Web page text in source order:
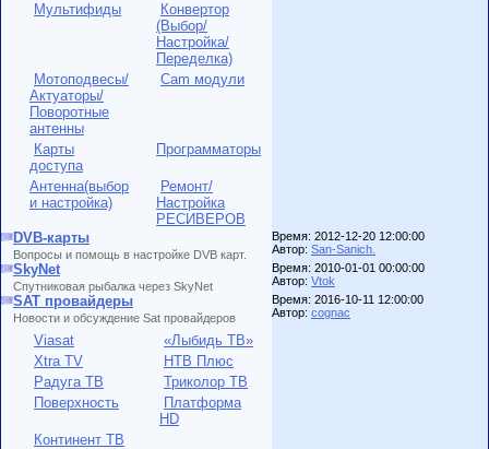
Мультифиды
Конвертор
(Выбор/
Настройка/
Переделка)
Мотоподвесы/
Актуаторы/
Поворотные
антенны
Cam модули
Карты
доступа
Программаторы
Антенна(выбор
и настройка)
Ремонт/
Настройка
РЕСИВЕРОВ
DVB-карты
Вопросы и помощь в настройке DVB карт.
Время: 2012-12-20 12:00:00
Автор: San-Sanich.
SkyNet
Спутниковая рыбалка через SkyNet
Время: 2010-01-01 00:00:00
Автор: Vtok
SAT провайдеры
Новости и обсуждение Sat провайдеров
Viasat
«Лыбидь ТВ»
Xtra TV
НТВ Плюс
Радуга ТВ
Триколор ТВ
Поверхность
Платформа
HD
Континент ТВ
Время: 2016-10-11 12:00:00
Автор: cognac